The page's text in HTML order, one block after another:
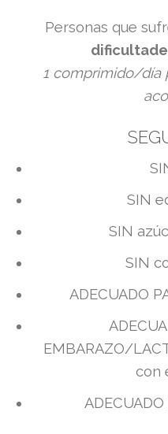
Personas que
1 comprimido/día
SIN
SIN
SIN
ADECUADO
EMBARAZO/
con